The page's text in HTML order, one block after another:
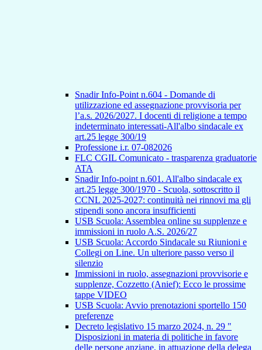
Snadir Info-Point n.604 - Domande di
utilizzazione ed assegnazione provvisoria per
l’a.s. 2026/2027. I docenti di religione a tempo
indeterminato interessati-All'albo sindacale ex
art.25 legge 300/19
Professione i.r. 07-082026
FLC CGIL Comunicato - trasparenza graduatorie
ATA
Snadir Info-point n.601. All'albo sindacale ex
art.25 legge 300/1970 - Scuola, sottoscritto il
CCNL 2025-2027: continuità nei rinnovi ma gli
stipendi sono ancora insufficienti
USB Scuola: Assemblea online su supplenze e
immissioni in ruolo A.S. 2026/27
USB Scuola: Accordo Sindacale su Riunioni e
Collegi on Line. Un ulteriore passo verso il
silenzio
Immissioni in ruolo, assegnazioni provvisorie e
supplenze, Cozzetto (Anief): Ecco le prossime
tappe VIDEO
USB Scuola: Avvio prenotazioni sportello 150
preferenze
Decreto legislativo 15 marzo 2024, n. 29 "
Disposizioni in materia di politiche in favore
delle persone anziane, in attuazione della delega